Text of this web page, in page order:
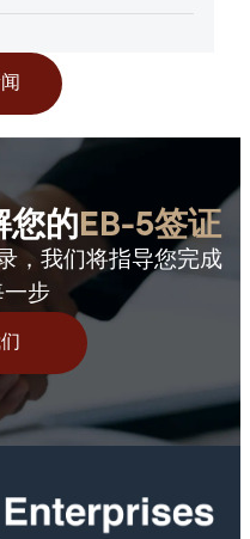
您的 EB-5签证
，我们将指导您完成
一步